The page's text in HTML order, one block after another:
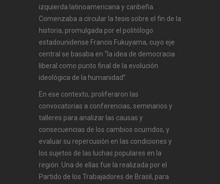
izquierda latinoamericana y caribeña.
Comenzaba a circular la tesis sobre el fin de la
historia, promulgada por el politólogo
estadounidense Francis Fukuyama, cuyo eje
central se basaba en “la idea de democracia
liberal como punto final de la evolución
ideológica de la humanidad”.
En ese contexto, proliferaron las
convocatorias a conferencias, seminarios y
talleres para analizar las causas y
consecuencias de los cambios ocurridos, y
evaluar su repercusión en las condiciones y
los sujetos de las luchas populares en la
región. Una de ellas fue la realizada por el
Partido de los Trabajadores de Brasil, para